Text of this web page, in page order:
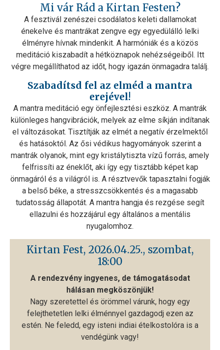
Mi vár Rád a Kirtan Festen?
A fesztivál zenészei csodálatos keleti dallamokat
énekelve és mantrákat zengve egy egyedülálló lelki
élményre hívnak mindenkit. A harmóniák és a közös
meditáció kiszabadít a hétköznapok nehézségeiből. Itt
végre megállíthatod az időt, hogy igazán önmagadra találj.
Szabadítsd fel az elméd a mantra
erejével!
A mantra meditáció egy önfejlesztési eszköz. A mantrák
különleges hangvibrációk, melyek az elme síkján indítanak
el változásokat. Tisztítják az elmét a negatív érzelmektől
és hatásoktól. Az ősi védikus hagyományok szerint a
mantrák olyanok, mint egy kristálytiszta vízű forrás, amely
felfrissíti az éneklőt, aki így egy tisztább képet kap
önmagáról és a világról is. A résztvevők tapasztalni fogják
a belső béke, a stresszcsökkentés és a magasabb
tudatosság állapotát. A mantra hangja és rezgése segít
ellazulni és hozzájárul egy általános a mentális
nyugalomhoz.
Kirtan Fest, 2026.04.25., szombat,
18:00
A rendezvény ingyenes, de támogatásodat
hálásan megköszönjük!
Nagy szeretettel és örömmel várunk, hogy egy
felejthetetlen lelki élménnyel gazdagodj ezen az
estén. Ne feledd, egy isteni indiai ételkostolóra is a
vendégünk vagy!